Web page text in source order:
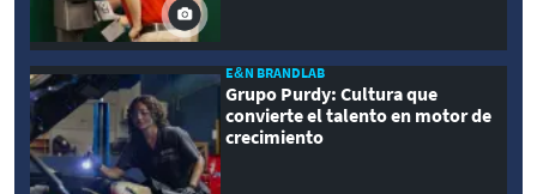
E&N BRANDLAB
Grupo Purdy: Cultura que
convierte el talento en motor de
crecimiento